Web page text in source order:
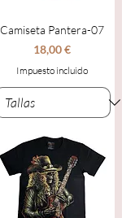
Camiseta Pantera-07
Precio
18,00 €
Impuesto incluido